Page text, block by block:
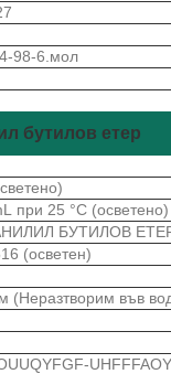
98-6.мол
бутилов етер
при 25 °C (осветено)
БУТИЛОВ
(осветен)
(Неразтворим във